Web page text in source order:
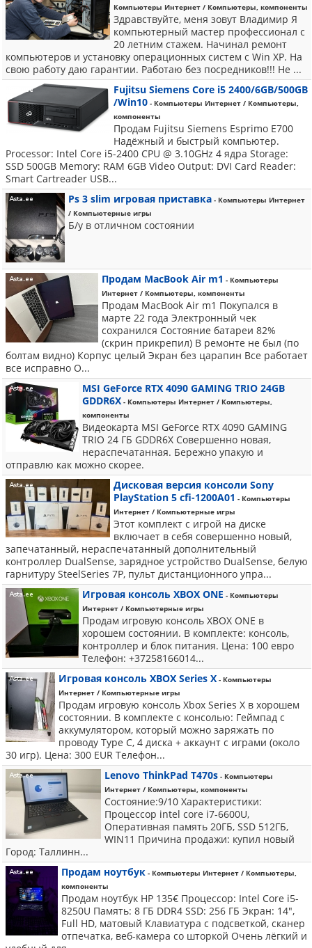
Компьютеры Интернет / Компьютеры, компоненты
Здравствуйте, меня зовут Владимир Я
компьютерный мастер профессионал с
20 летним стажем. Начинал ремонт
компьютеров и установку операционных систем с Win XP. На
свою работу даю гарантии. Работаю без посредников!!! Не ...
Fujitsu Siemens Core i5 2400/6GB/500GB
/Win10 - Компьютеры Интернет / Компьютеры,
компоненты
Продам Fujitsu Siemens Esprimo E700
Надёжный и быстрый компьютер.
Processor: Intel Core i5-2400 CPU @ 3.10GHz 4 ядра Storage:
SSD 500GB Memory: RAM 6GB Video Output: DVI Card Reader:
Smart Cartreader USB...
Ps 3 slim игровая приставка - Компьютеры Интернет
/ Компьютерные игры
Б/у в отличном состоянии
Продам MacBook Air m1 - Компьютеры
Интернет / Компьютеры, компоненты
Продам MacBook Air m1 Покупался в
марте 22 года Электронный чек
сохранился Состояние батареи 82%
(скрин прикрепил) В ремонте не был (по
болтам видно) Корпус целый Экран без царапин Все работает
все исправно О...
MSI GeForce RTX 4090 GAMING TRIO 24GB
GDDR6X - Компьютеры Интернет / Компьютеры,
компоненты
Видеокарта MSI GeForce RTX 4090 GAMING
TRIO 24 ГБ GDDR6X Совершенно новая,
нераспечатанная. Бережно упакую и
отправлю как можно скорее.
Дисковая версия консоли Sony
PlayStation 5 cfi-1200A01 - Компьютеры
Интернет / Компьютерные игры
Этот комплект с игрой на диске
включает в себя совершенно новый,
запечатанный, нераспечатанный дополнительный
контроллер DualSense, зарядное устройство DualSense, белую
гарнитуру SteelSeries 7P, пульт дистанционного упра...
Игровая консоль XBOX ONE - Компьютеры
Интернет / Компьютерные игры
Продам игровую консоль XBOX ONE в
хорошем состоянии. В комплекте: консоль,
контроллер и блок питания. Цена: 100 евро
Телефон: +37258166014...
Игровая консоль XBOX Series X - Компьютеры
Интернет / Компьютерные игры
Продам игровую консоль Xbox Series X в хорошем
состоянии. В комплекте с консолью: Геймпад с
аккумулятором, который можно заряжать по
проводу Type C, 4 диска + аккаунт с играми (около
30 игр). Цена: 300 EUR Телефон...
Lenovo ThinkPad T470s - Компьютеры
Интернет / Компьютеры, компоненты
Состояние:9/10 Характеристики:
Процессор intel core i7-6600U,
Оперативная память 20ГБ, SSD 512ГБ,
WIN11 Причина продажи: купил новый
Город: Таллинн...
Продам ноутбук - Компьютеры Интернет / Компьютеры,
компоненты
Продам ноутбук HP 135€ Процессор: Intel Core i5-
8250U Память: 8 ГБ DDR4 SSD: 256 ГБ Экран: 14",
Full HD, матовый Клавиатура с подсветкой, сканер
отпечатка, веб-камера со шторкой Очень лёгкий и